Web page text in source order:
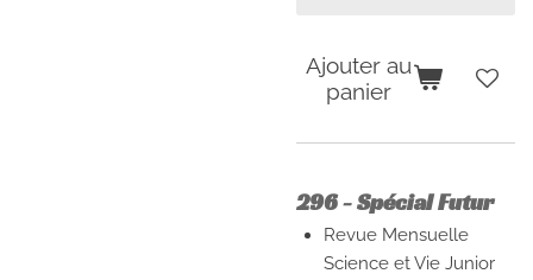
Ajouter au
panier
296 - Spécial Futur
Revue Mensuelle
Science et Vie Junior